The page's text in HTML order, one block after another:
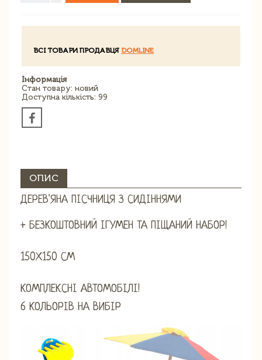
ВСІ ТОВАРИ ПРОДАВЦЯ DOMLINE
Інформація
Стан товару: новий
Доступна кількість: 99
ОПИС
ДЕРЕВ'ЯНА ПІСЧНИЦЯ З СИДІННЯМИ
+ БЕЗКОШТОВНИЙ ІГУМЕН ТА ПІЩАНИЙ НАБОР!
150Х150 СМ
КОМПЛЕКСНІ АВТОМОБІЛІ!
6 КОЛЬОРІВ НА ВИБІР